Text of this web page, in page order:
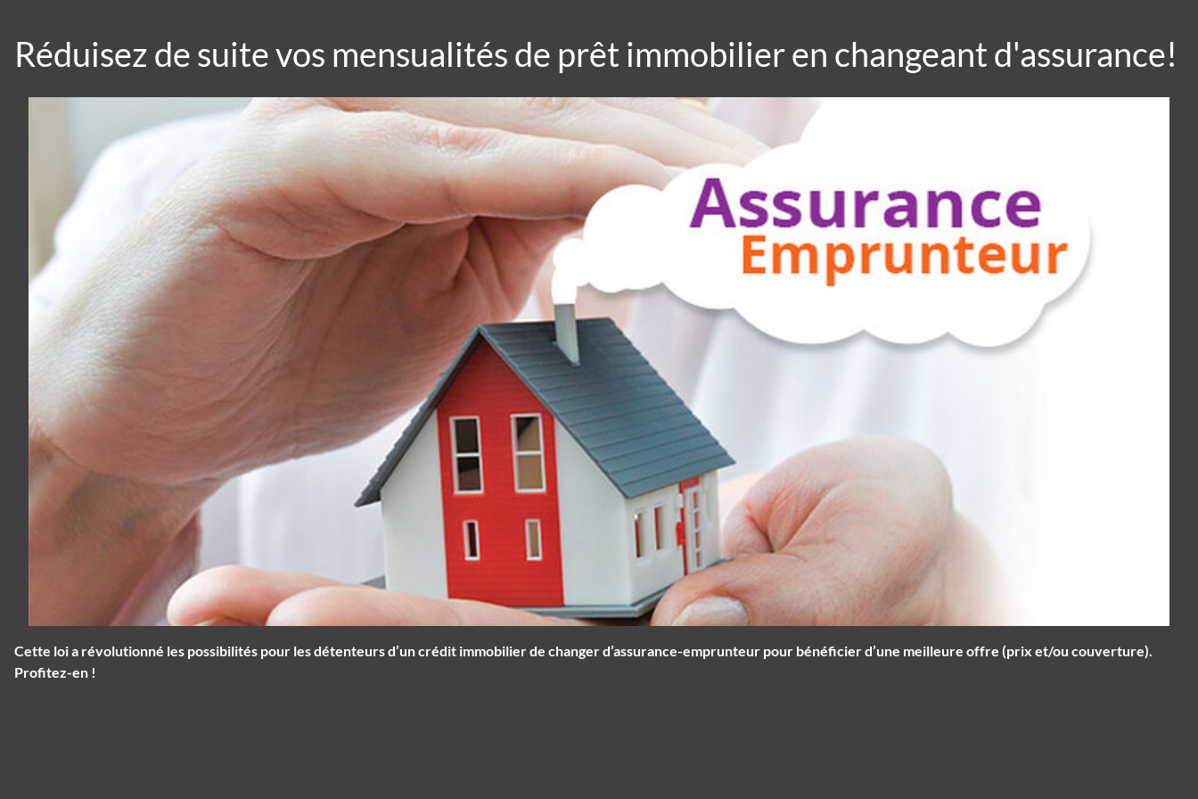
Réduisez de suite vos mensualités de prêt immobilier en changeant d'assurance!
Cette loi a révolutionné les possibilités pour les détenteurs d’un crédit immobilier de changer d’assurance-emprunteur pour bénéficier d’une meilleure offre (prix et/ou couverture).
Profitez-en !